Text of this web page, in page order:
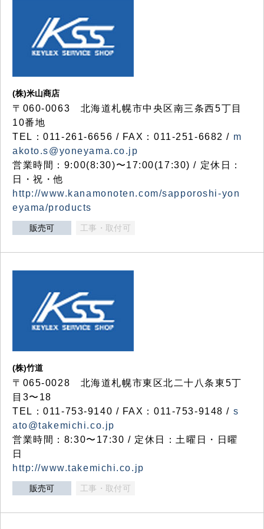
(株)米山商店
〒060-0063 北海道札幌市中央区南三条西5丁目
10番地
TEL：011-261-6656 / FAX：011-251-6682 / m
akoto.s@yoneyama.co.jp
営業時間：9:00(8:30)〜17:00(17:30) / 定休日：
日・祝・他
http://www.kanamonoten.com/sapporoshi-yon
eyama/products
販売可 工事・取付可
(株)竹道
〒065-0028 北海道札幌市東区北二十八条東5丁
目3〜18
TEL：011-753-9140 / FAX：011-753-9148 / s
ato@takemichi.co.jp
営業時間：8:30〜17:30 / 定休日：土曜日・日曜
日
http://www.takemichi.co.jp
販売可 工事・取付可